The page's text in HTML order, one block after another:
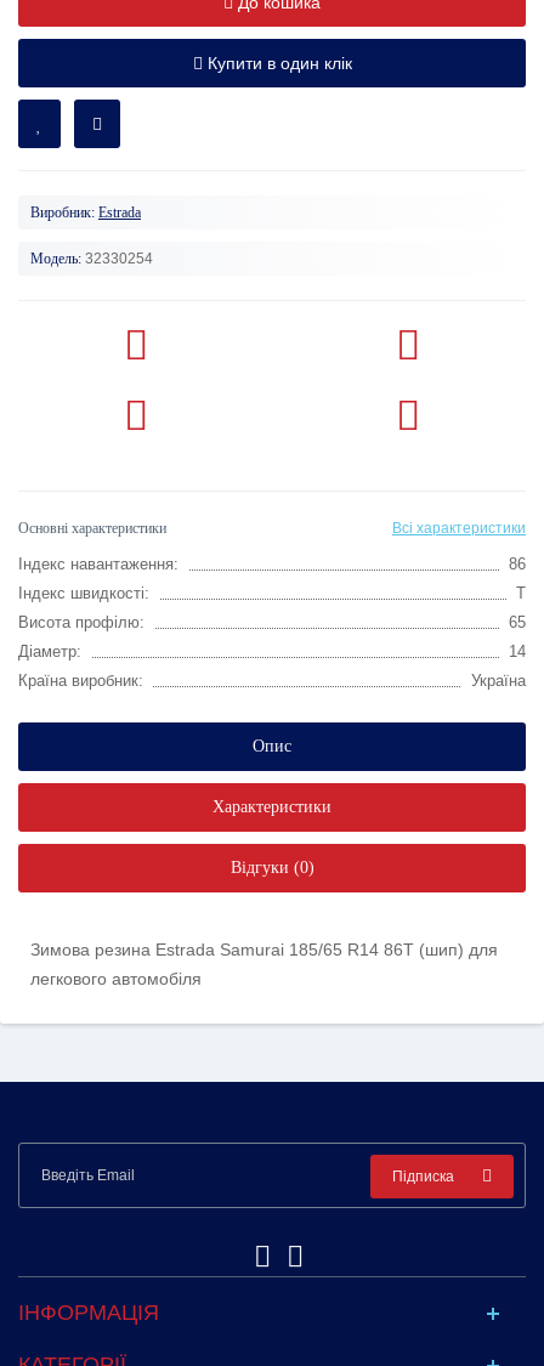
Купити в один клік
Виробник: Estrada
Модель: 32330254
Основні характеристики Всі характеристики
Індекс навантаження:
86
Індекс швидкості:
T
Висота профілю:
65
Діаметр:
14
Країна виробник:
Україна
Опис
Характеристики
Відгуки (0)
Зимова резина Estrada Samurai 185/65 R14 86T (шип) для
легкового автомобіля
Підписка
ІНФОРМАЦІЯ